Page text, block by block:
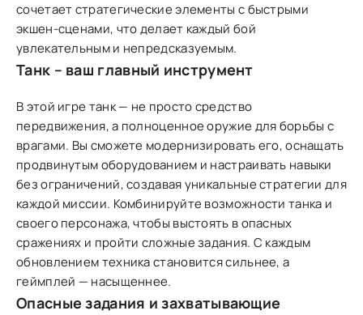
сочетает стратегические элементы с быстрыми
экшен-сценами, что делает каждый бой
увлекательным и непредсказуемым.
Танк – ваш главный инструмент
В этой игре танк — не просто средство
передвижения, а полноценное оружие для борьбы с
врагами. Вы сможете модернизировать его, оснащать
продвинутым оборудованием и настраивать навыки
без ограничений, создавая уникальные стратегии для
каждой миссии. Комбинируйте возможности танка и
своего персонажа, чтобы выстоять в опасных
сражениях и пройти сложные задания. С каждым
обновлением техника становится сильнее, а
геймплей — насыщеннее.
Опасные задания и захватывающие